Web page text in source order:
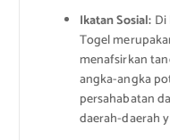
Ikatan Sosial:
Togel
menafsirkan
angka-angka
persahabatan
daerah-daerah